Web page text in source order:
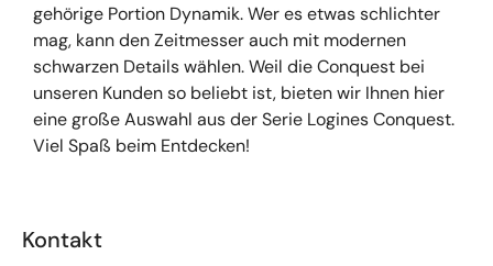
gehörige Portion Dynamik. Wer es etwas schlichter
mag, kann den Zeitmesser auch mit modernen
schwarzen Details wählen. Weil die Conquest bei
unseren Kunden so beliebt ist, bieten wir Ihnen hier
eine große Auswahl aus der Serie Logines Conquest.
Viel Spaß beim Entdecken!
Kontakt